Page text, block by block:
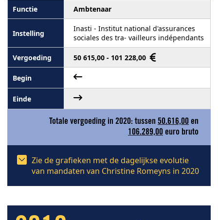
Ambtenaar
Inasti - Institut national d'assurances
sociales des tra- vailleurs indépendants
50 615,00 - 101 228,00
Totale vergoeding in 2020: tussen 50.616,00 en
106.289,00 euro bruto
Zie de grafieken met de dagelijkse evolutie
van mandaten van Christine Romeyns in 2020